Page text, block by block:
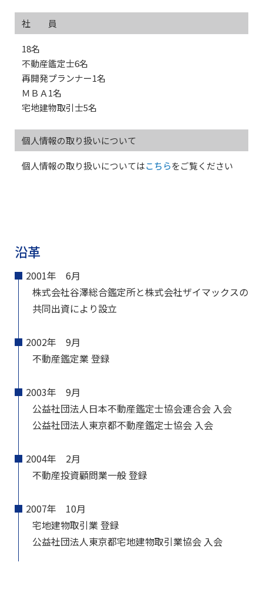
社 員
18名
不動産鑑定士6名
再開発プランナー1名
ＭＢＡ1名
宅地建物取引士5名
個人情報の取り扱いについて
個人情報の取り扱いについてはこちらをご覧ください
沿革
2001年 6月
株式会社谷澤総合鑑定所と株式会社ザイマックスの
共同出資により設立
2002年 9月
不動産鑑定業 登録
2003年 9月
公益社団法人日本不動産鑑定士協会連合会 入会
公益社団法人東京都不動産鑑定士協会 入会
2004年 2月
不動産投資顧問業一般 登録
2007年 10月
宅地建物取引業 登録
公益社団法人東京都宅地建物取引業協会 入会